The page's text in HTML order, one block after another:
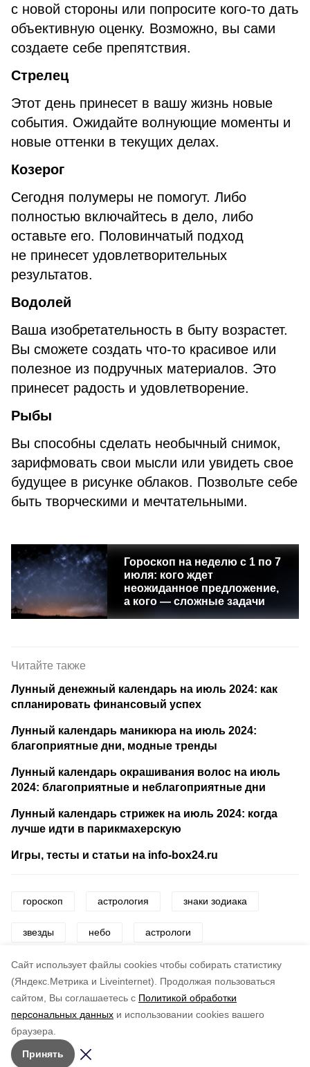
Cайт использует файлы cookies чтобы собирать статистику
(Яндекс.Метрика и Liveinternet).
Продолжая пользоваться
сайтом, Вы соглашаетесь с Политикой обработки
персональных данных и использовании cookies вашего
браузера.
Принять
с новой стороны или попросите кого-то дать
объективную оценку. Возможно, вы сами
создаете себе препятствия.
Стрелец
Этот день принесет в вашу жизнь новые
события. Ожидайте волнующие моменты и
новые оттенки в текущих делах.
Козерог
Сегодня полумеры не помогут. Либо
полностью включайтесь в дело, либо
оставьте его. Половинчатый подход
не принесет удовлетворительных
результатов.
Водолей
Ваша изобретательность в быту возрастет.
Вы сможете создать что-то красивое или
полезное из подручных материалов. Это
принесет радость и удовлетворение.
Рыбы
Вы способны сделать необычный снимок,
зарифмовать свои мысли или увидеть свое
будущее в рисунке облаков. Позвольте себе
быть творческими и мечтательными.
Гороскоп на неделю c 1 по 7
июля: кого ждет
неожиданное предложение,
а кого — сложные задачи
Читайте также
Лунный денежный календарь на июль 2024: как
спланировать финансовый успех
Лунный календарь маникюра на июль 2024:
благоприятные дни, модные тренды
Лунный календарь окрашивания волос на июль
2024: благоприятные и неблагоприятные дни
Лунный календарь стрижек на июль 2024: когда
лучше идти в парикмахерскую
Игры, тесты и статьи на info-box24.ru
гороскоп астрология знаки зодиака
звезды небо астрологи
астрологический гид астрологический прогноз
по оценке
5